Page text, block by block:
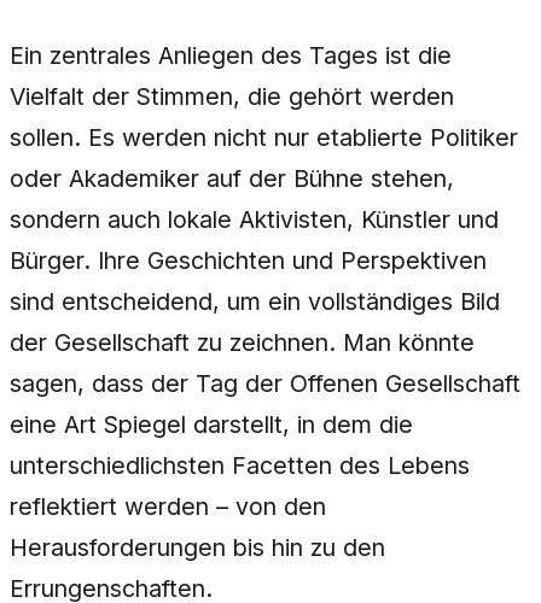
Ein zentrales Anliegen des Tages ist die
Vielfalt der Stimmen, die gehört werden
sollen. Es werden nicht nur etablierte Politiker
oder Akademiker auf der Bühne stehen,
sondern auch lokale Aktivisten, Künstler und
Bürger. Ihre Geschichten und Perspektiven
sind entscheidend, um ein vollständiges Bild
der Gesellschaft zu zeichnen. Man könnte
sagen, dass der Tag der Offenen Gesellschaft
eine Art Spiegel darstellt, in dem die
unterschiedlichsten Facetten des Lebens
reflektiert werden – von den
Herausforderungen bis hin zu den
Errungenschaften.